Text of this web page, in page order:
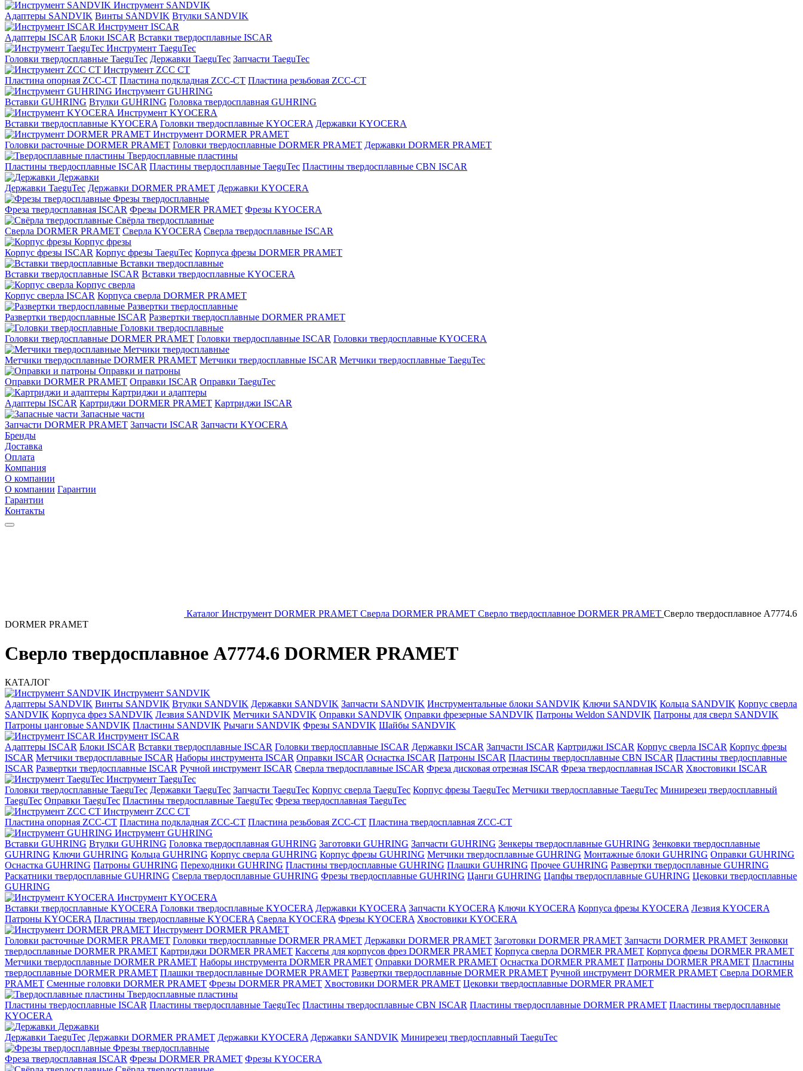
Инструмент SANDVIK
Адаптеры SANDVIK Винты SANDVIK Втулки SANDVIK
Инструмент ISCAR
Адаптеры ISCAR Блоки ISCAR Вставки твердосплавные ISCAR
Инструмент TaeguTec
Головки твердосплавные TaeguTec Державки TaeguTec Запчасти TaeguTec
Инструмент ZCС CT
Пластина опорная ZCC-CT Пластина подкладная ZCC-CT Пластина резьбовая ZCC-CT
Инструмент GUHRING
Вставки GUHRING Втулки GUHRING Головка твердосплавная GUHRING
Инструмент KYOCERA
Вставки твердосплавные KYOCERA Головки твердосплавные KYOCERA Державки KYOCERA
Инструмент DORMER PRAMET
Головки расточные DORMER PRAMET Головки твердосплавные DORMER PRAMET Державки DORMER PRAMET
Твердосплавные пластины
Пластины твердосплавные ISCAR Пластины твердосплавные TaeguTec Пластины твердосплавные CBN ISCAR
Державки
Державки TaeguTec Державки DORMER PRAMET Державки KYOCERA
Фрезы твердосплавные
Фреза твердосплавная ISCAR Фрезы DORMER PRAMET Фрезы KYOCERA
Свёрла твердосплавные
Сверла DORMER PRAMET Сверла KYOCERA Сверла твердосплавные ISCAR
Корпус фрезы
Корпус фрезы ISCAR Корпус фрезы TaeguTec Корпуса фрезы DORMER PRAMET
Вставки твердосплавные
Вставки твердосплавные ISCAR Вставки твердосплавные KYOCERA
Корпус сверла
Корпус сверла ISCAR Корпуса сверла DORMER PRAMET
Развертки твердосплавные
Развертки твердосплавные ISCAR Развертки твердосплавные DORMER PRAMET
Головки твердосплавные
Головки твердосплавные DORMER PRAMET Головки твердосплавные ISCAR Головки твердосплавные KYOCERA
Метчики твердосплавные
Метчики твердосплавные DORMER PRAMET Метчики твердосплавные ISCAR Метчики твердосплавные TaeguTec
Оправки и патроны
Оправки DORMER PRAMET Оправки ISCAR Оправки TaeguTec
Картриджи и адаптеры
Адаптеры ISCAR Картриджи DORMER PRAMET Картриджи ISCAR
Запасные части
Запчасти DORMER PRAMET Запчасти ISCAR Запчасти KYOCERA
Бренды
Доставка
Оплата
Компания
О компании
О компании Гарантии
Гарантии
Контакты
Каталог Инструмент DORMER PRAMET Сверла DORMER PRAMET Сверло твердосплавное DORMER PRAMET Сверло твердосплавное A7774.6
DORMER PRAMET
Сверло твердосплавное A7774.6 DORMER PRAMET
КАТАЛОГ
Инструмент SANDVIK
Адаптеры SANDVIK Винты SANDVIK Втулки SANDVIK Державки SANDVIK Запчасти SANDVIK Инструментальные блоки SANDVIK Ключи SANDVIK Кольца SANDVIK Корпус сверла
SANDVIK Корпуса фрез SANDVIK Лезвия SANDVIK Метчики SANDVIK Оправки SANDVIK Оправки фрезерные SANDVIK Патроны Weldon SANDVIK Патроны для сверл SANDVIK
Патроны цанговые SANDVIK Пластины SANDVIK Рычаги SANDVIK Фрезы SANDVIK Шайбы SANDVIK
Инструмент ISCAR
Адаптеры ISCAR Блоки ISCAR Вставки твердосплавные ISCAR Головки твердосплавные ISCAR Державки ISCAR Запчасти ISCAR Картриджи ISCAR Корпус сверла ISCAR Корпус фрезы
ISCAR Метчики твердосплавные ISCAR Наборы инструмента ISCAR Оправки ISCAR Оснастка ISCAR Патроны ISCAR Пластины твердосплавные CBN ISCAR Пластины твердосплавные
ISCAR Развертки твердосплавные ISCAR Ручной инструмент ISCAR Сверла твердосплавные ISCAR Фреза дисковая отрезная ISCAR Фреза твердосплавная ISCAR Хвостовики ISCAR
Инструмент TaeguTec
Головки твердосплавные TaeguTec Державки TaeguTec Запчасти TaeguTec Корпус сверла TaeguTec Корпус фрезы TaeguTec Метчики твердосплавные TaeguTec Минирезец твердосплавный
TaeguTec Оправки TaeguTec Пластины твердосплавные TaeguTec Фреза твердосплавная TaeguTec
Инструмент ZCС CT
Пластина опорная ZCC-CT Пластина подкладная ZCC-CT Пластина резьбовая ZCC-CT Пластина твердосплавная ZCC-CT
Инструмент GUHRING
Вставки GUHRING Втулки GUHRING Головка твердосплавная GUHRING Заготовки GUHRING Запчасти GUHRING Зенкеры твердосплавные GUHRING Зенковки твердосплавные
GUHRING Ключи GUHRING Кольца GUHRING Корпус сверла GUHRING Корпус фрезы GUHRING Метчики твердосплавные GUHRING Монтажные блоки GUHRING Оправки GUHRING
Оснастка GUHRING Патроны GUHRING Переходники GUHRING Пластины твердосплавные GUHRING Плашки GUHRING Прочее GUHRING Развертки твердосплавные GUHRING
Раскатники твердосплавные GUHRING Сверла твердосплавные GUHRING Фрезы твердосплавные GUHRING Цанги GUHRING Цапфы твердосплавные GUHRING Цековки твердосплавные
GUHRING
Инструмент KYOCERA
Вставки твердосплавные KYOCERA Головки твердосплавные KYOCERA Державки KYOCERA Запчасти KYOCERA Ключи KYOCERA Корпуса фрезы KYOCERA Лезвия KYOCERA
Патроны KYOCERA Пластины твердосплавные KYOCERA Сверла KYOCERA Фрезы KYOCERA Хвостовики KYOCERA
Инструмент DORMER PRAMET
Головки расточные DORMER PRAMET Головки твердосплавные DORMER PRAMET Державки DORMER PRAMET Заготовки DORMER PRAMET Запчасти DORMER PRAMET Зенковки
твердосплавные DORMER PRAMET Картриджи DORMER PRAMET Кассеты для корпусов фрез DORMER PRAMET Корпуса сверла DORMER PRAMET Корпуса фрезы DORMER PRAMET
Метчики твердосплавные DORMER PRAMET Наборы инструмента DORMER PRAMET Оправки DORMER PRAMET Оснастка DORMER PRAMET Патроны DORMER PRAMET Пластины
твердосплавные DORMER PRAMET Плашки твердосплавные DORMER PRAMET Развертки твердосплавные DORMER PRAMET Ручной инструмент DORMER PRAMET Сверла DORMER
PRAMET Сменные головки DORMER PRAMET Фрезы DORMER PRAMET Хвостовики DORMER PRAMET Цековки твердосплавные DORMER PRAMET
Твердосплавные пластины
Пластины твердосплавные ISCAR Пластины твердосплавные TaeguTec Пластины твердосплавные CBN ISCAR Пластины твердосплавные DORMER PRAMET Пластины твердосплавные
KYOCERA
Державки
Державки TaeguTec Державки DORMER PRAMET Державки KYOCERA Державки SANDVIK Минирезец твердосплавный TaeguTec
Фрезы твердосплавные
Фреза твердосплавная ISCAR Фрезы DORMER PRAMET Фрезы KYOCERA